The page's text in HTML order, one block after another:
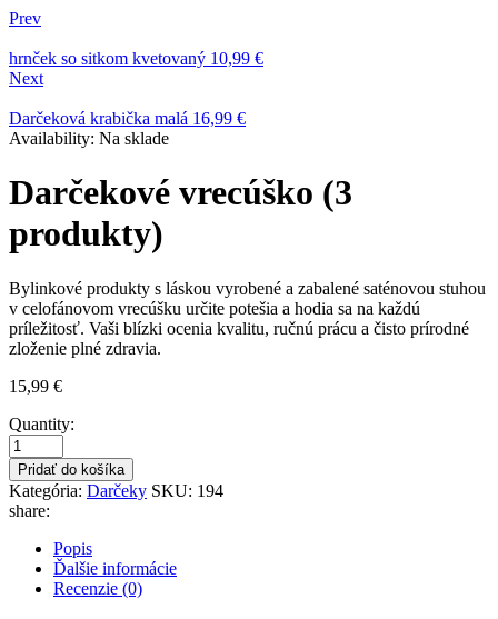
Prev
hrnček so sitkom kvetovaný 10,99 €
Next
Darčeková krabička malá 16,99 €
Availability: Na sklade
Darčekové vrecúško (3
produkty)
Bylinkové produkty s láskou vyrobené a zabalené saténovou stuhou
v celofánovom vrecúšku určite potešia a hodia sa na každú
príležitosť. Vaši blízki ocenia kvalitu, ručnú prácu a čisto prírodné
zloženie plné zdravia.
15,99 €
Quantity:
Pridať do košíka
Kategória: Darčeky SKU: 194
share:
Popis
Ďalšie informácie
Recenzie (0)